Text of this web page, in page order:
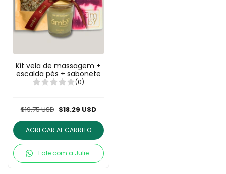
Kit vela de massagem +
escalda pés + sabonete
(0)
$19.75 USD $18.29 USD
AGREGAR AL CARRITO
Fale com a Julie